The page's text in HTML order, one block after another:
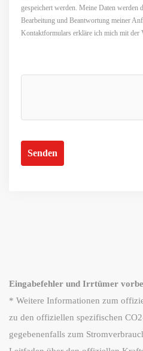
gespeichert werden. Meine Daten werden
Bearbeitung und Beantwortung meiner
Kontaktformulars erkläre ich mich mit der
Eingabefehler und Irrtümer
* Weitere Informationen zum
zu den offiziellen spezifischen
gegebenenfalls zum